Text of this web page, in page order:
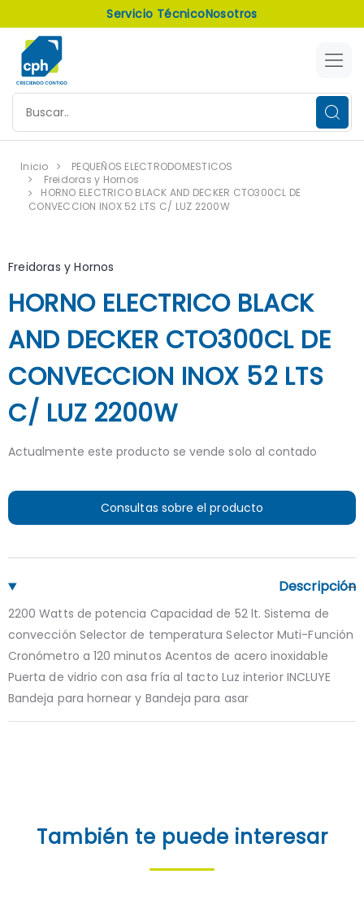
Servicio TécnicoNosotros
Inicio
PEQUEÑOS ELECTRODOMESTICOS
Freidoras y Hornos
HORNO ELECTRICO BLACK AND DECKER CTO300CL DE
CONVECCION INOX 52 LTS C/ LUZ 2200W
Freidoras y Hornos
HORNO ELECTRICO BLACK
AND DECKER CTO300CL DE
CONVECCION INOX 52 LTS
C/ LUZ 2200W
Actualmente este producto se vende solo al contado
Consultas sobre el producto
Descripción
2200 Watts de potencia Capacidad de 52 lt. Sistema de
convección Selector de temperatura Selector Muti-Función
Cronómetro a 120 minutos Acentos de acero inoxidable
Puerta de vidrio con asa fría al tacto Luz interior INCLUYE
Bandeja para hornear y Bandeja para asar
También te puede interesar